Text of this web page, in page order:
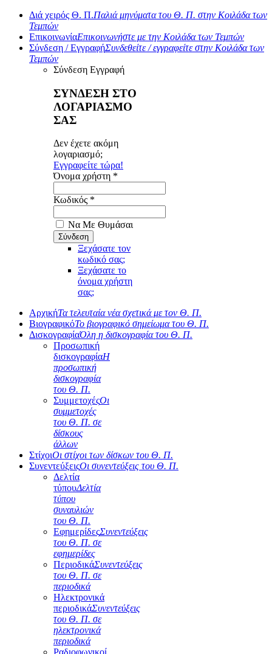
Διά χειρός Θ. Π.Παλιά μηνύματα του Θ. Π. στην Κοιλάδα των
Τεμπών
ΕπικοινωνίαΕπικοινωνήστε με την Κοιλάδα των Τεμπών
Σύνδεση / ΕγγραφήΣυνδεθείτε / εγγραφείτε στην Κοιλάδα των
Τεμπών
Σύνδεση Εγγραφή
ΣΥΝΔΕΣΗ ΣΤΟ
ΛΟΓΑΡΙΑΣΜΟ
ΣΑΣ
Δεν έχετε ακόμη
λογαριασμό;
Εγγραφείτε τώρα!
Όνομα χρήστη *
Κωδικός *
Να Με Θυμάσαι
Ξεχάσατε τον
κωδικό σας;
Ξεχάσατε το
όνομα χρήστη
σας;
ΑρχικήΤα τελευταία νέα σχετικά με τον Θ. Π.
ΒιογραφικόΤο βιογραφικό σημείωμα του Θ. Π.
ΔισκογραφίαΌλη η δισκογραφία του Θ. Π.
Προσωπική
δισκογραφίαΗ
προσωπική
δισκογραφία
του Θ. Π.
ΣυμμετοχέςΟι
συμμετοχές
του Θ. Π. σε
δίσκους
άλλων
ΣτίχοιΟι στίχοι των δίσκων του Θ. Π.
ΣυνεντεύξειςΟι συνεντεύξεις του Θ. Π.
Δελτία
τύπουΔελτία
τύπου
συναυλιών
του Θ. Π.
ΕφημερίδεςΣυνεντεύξεις
του Θ. Π. σε
εφημερίδες
ΠεριοδικάΣυνεντεύξεις
του Θ. Π. σε
περιοδικά
Ηλεκτρονικά
περιοδικάΣυνεντεύξεις
του Θ. Π. σε
ηλεκτρονικά
περιοδικά